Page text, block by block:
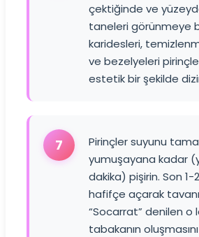
çektiğinde ve
taneleri görünmeye
karidesleri,
ve bezelyeleri
estetik bir şekilde
7
Pirinçler suyunu
yumuşayana kadar
dakika) pişirin. Son
hafifçe açarak
“Socarrat” denilen o
tabakanın